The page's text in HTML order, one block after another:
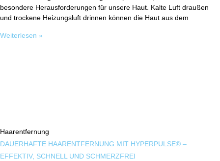
besondere Herausforderungen für unsere Haut. Kalte Luft draußen
und trockene Heizungsluft drinnen können die Haut aus dem
Weiterlesen »
Haarentfernung
DAUERHAFTE HAARENTFERNUNG MIT HYPERPULSE® –
EFFEKTIV, SCHNELL UND SCHMERZFREI